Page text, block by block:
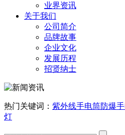
业界资讯
关于我们
公司简介
品牌故事
企业文化
发展历程
招贤纳士
热门关键词： 紫外线手电筒防爆
灯